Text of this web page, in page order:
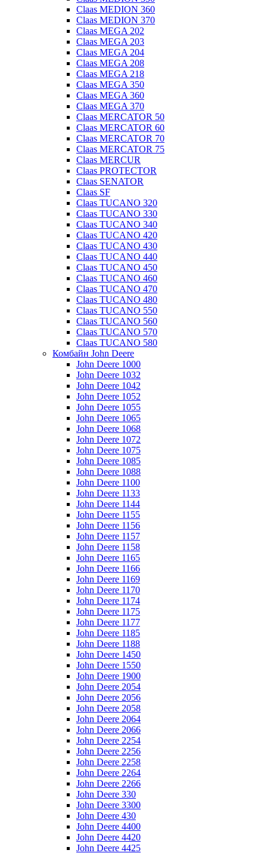
Claas MEDION 360
Claas MEDION 370
Claas MEGA 202
Claas MEGA 203
Claas MEGA 204
Claas MEGA 208
Claas MEGA 218
Claas MEGA 350
Claas MEGA 360
Claas MEGA 370
Claas MERCATOR 50
Claas MERCATOR 60
Claas MERCATOR 70
Claas MERCATOR 75
Claas MERCUR
Claas PROTECTOR
Claas SENATOR
Claas SF
Claas TUCANO 320
Claas TUCANO 330
Claas TUCANO 340
Claas TUCANO 420
Claas TUCANO 430
Claas TUCANO 440
Claas TUCANO 450
Claas TUCANO 460
Claas TUCANO 470
Claas TUCANO 480
Claas TUCANO 550
Claas TUCANO 560
Claas TUCANO 570
Claas TUCANO 580
Комбайн John Deere
John Deere 1000
John Deere 1032
John Deere 1042
John Deere 1052
John Deere 1055
John Deere 1065
John Deere 1068
John Deere 1072
John Deere 1075
John Deere 1085
John Deere 1088
John Deere 1100
John Deere 1133
John Deere 1144
John Deere 1155
John Deere 1156
John Deere 1157
John Deere 1158
John Deere 1165
John Deere 1166
John Deere 1169
John Deere 1170
John Deere 1174
John Deere 1175
John Deere 1177
John Deere 1185
John Deere 1188
John Deere 1450
John Deere 1550
John Deere 1900
John Deere 2054
John Deere 2056
John Deere 2058
John Deere 2064
John Deere 2066
John Deere 2254
John Deere 2256
John Deere 2258
John Deere 2264
John Deere 2266
John Deere 330
John Deere 3300
John Deere 430
John Deere 4400
John Deere 4420
John Deere 4425